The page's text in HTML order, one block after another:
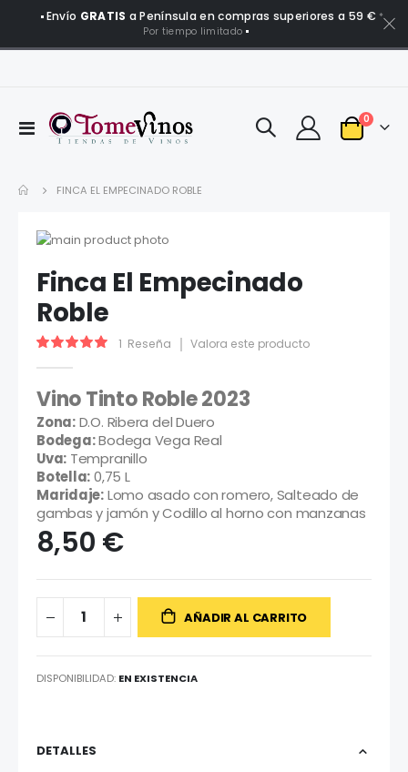
Envío GRATIS a Península en compras superiores a 59 € *
Por tiempo limitado
Toggle
Carro
0
FINCA EL EMPECINADO ROBLE
Saltar
final
de
la
galería
imágenes
al
comienzo
de
la
de
imágenes
Finca El Empecinado
Roble
Valoración: 1 Reseña Valora este producto
Vino Tinto Roble 2023
Zona:D.O. Ribera del Duero
Bodega:Bodega Vega Real
Uva: Tempranillo
Botella:0,75 L
Maridaje:Lomo asado con romero, Salteado de
gambas y jamón y Codillo al horno con manzanas
8,50 €
AÑADIR AL CARRITO
DISPONIBILIDAD: EN EXISTENCIA
DETALLES